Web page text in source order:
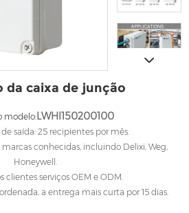
da caixa de junção
modelo:LWHI150200100
saída: 25 recipientes por mês.
conhecidas, incluindo Delixi, Weg,
Honeywell.
clientes serviços OEM e ODM.
a entrega mais curta por 15 dias.